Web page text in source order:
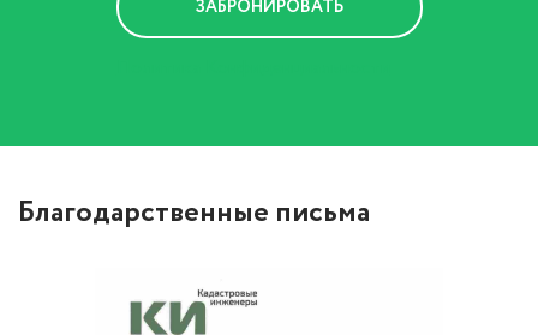
Благодарственные письма